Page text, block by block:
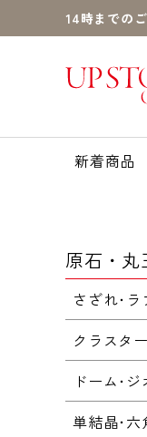
14時までの
新着商品
原石・丸
さざれ･ラ
クラスタ
ドーム･
単結晶･六